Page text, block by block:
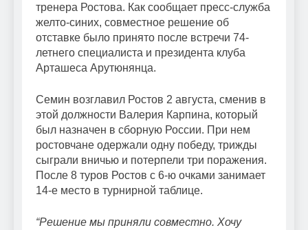
тренера Ростова. Как сообщает пресс-служба
желто-синих, совместное решение об
отставке было принято после встречи 74-
летнего специалиста и президента клуба
Арташеса Арутюнянца.
Семин возглавил Ростов 2 августа, сменив в
этой должности Валерия Карпина, который
был назначен в сборную России. При нем
ростовчане одержали одну победу, трижды
сыграли вничью и потерпели три поражения.
После 8 туров Ростов с 6-ю очками занимает
14-е место в турнирной таблице.
“Решение мы приняли совместно. Хочу